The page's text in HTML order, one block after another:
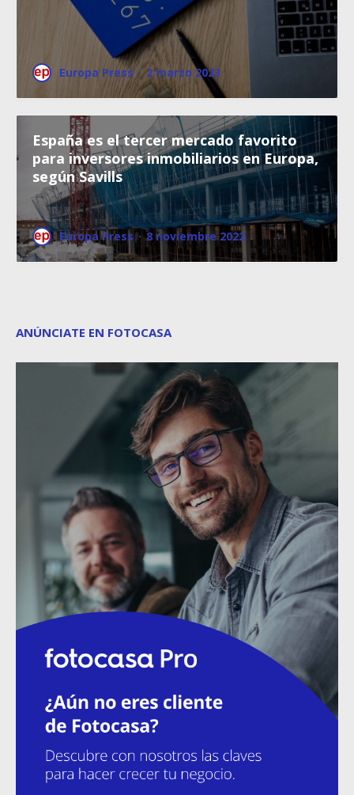
Europa Press · 2 marzo 2023
España es el tercer mercado favorito
para inversores inmobiliarios en Europa,
según Savills
Europa Press · 8 noviembre 2022
ANÚNCIATE EN FOTOCASA